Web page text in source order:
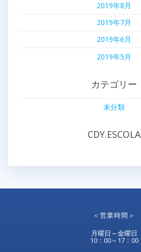
2019年8月
2019年7月
2019年6月
2019年5月
カテゴリー
未分類
CDY.ESCOLA
＜営業時間＞
月曜日～金曜日
10：00～17：00